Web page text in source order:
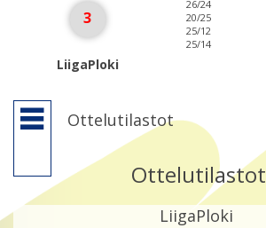
3
LiigaPloki
26/24
20/25
25/12
25/14
Ottelutilastot
Ottelutilastot
LiigaPloki